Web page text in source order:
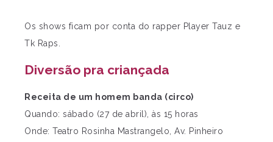
Os shows ficam por conta do rapper Player Tauz e
Tk Raps.
Diversão pra criançada
Receita de um homem banda (circo)
Quando: sábado (27 de abril), às 15 horas
Onde: Teatro Rosinha Mastrangelo, Av. Pinheiro